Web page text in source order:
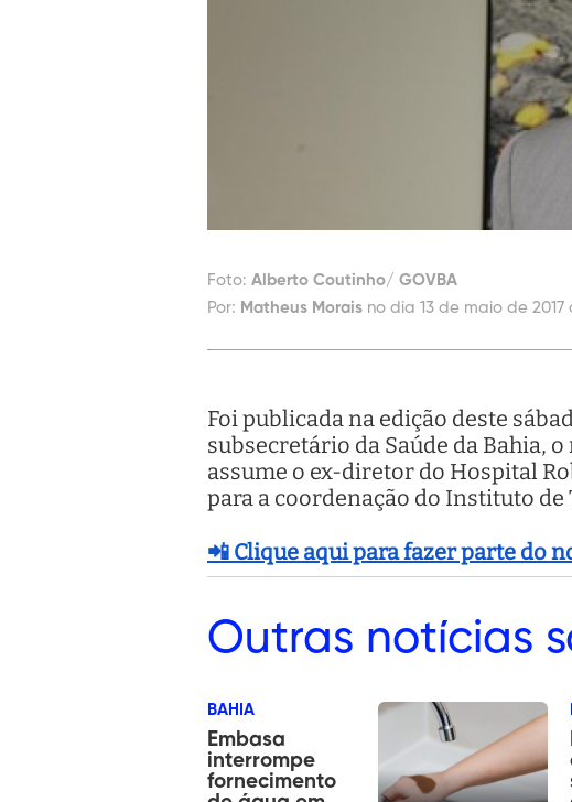
Foto: Alberto Coutinho/ GOVBA
Por: Matheus Morais no dia 13 de maio de 2017
Foi publicada na edição deste
subsecretário da Saúde da Bahia,
assume o ex-diretor do Hospital
para a coordenação do Instituto de
📲 Clique aqui para fazer parte do
Outras notícias
BAHIA
Embasa
interrompe
fornecimento